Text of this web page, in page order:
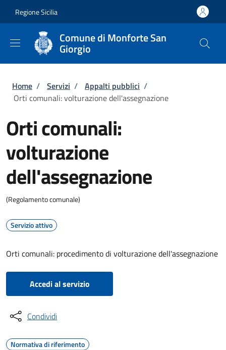
Regione Sicilia
Comune di Monforte San
Giorgio
Briciole di pane
Home / Servizi / Appalti pubblici /
Orti comunali: volturazione dell'assegnazione
Orti comunali:
volturazione
dell'assegnazione
(Regolamento comunale)
Servizio attivo
Orti comunali: procedimento di volturazione dell'assegnazione
Accedi al servizio
Condividi
Normativa di riferimento